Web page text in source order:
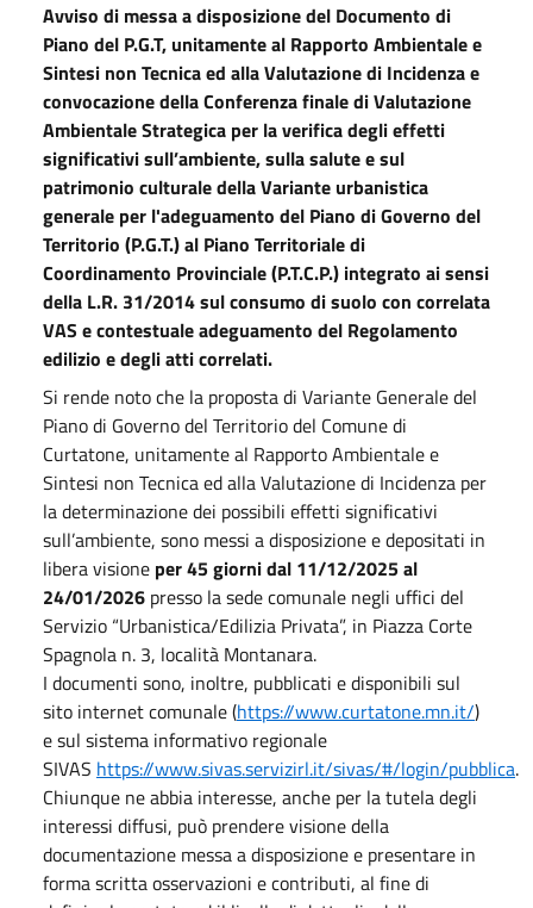
Avviso di messa a disposizione del Documento di
Piano del P.G.T, unitamente al Rapporto Ambientale e
Sintesi non Tecnica ed alla Valutazione di Incidenza e
convocazione della Conferenza finale di Valutazione
Ambientale Strategica per la verifica degli effetti
significativi sull’ambiente, sulla salute e sul
patrimonio culturale della Variante urbanistica
generale per l'adeguamento del Piano di Governo del
Territorio (P.G.T.) al Piano Territoriale di
Coordinamento Provinciale (P.T.C.P.) integrato ai sensi
della L.R. 31/2014 sul consumo di suolo con correlata
VAS e contestuale adeguamento del Regolamento
edilizio e degli atti correlati.
Si rende noto che la proposta di Variante Generale del
Piano di Governo del Territorio del Comune di
Curtatone, unitamente al Rapporto Ambientale e
Sintesi non Tecnica ed alla Valutazione di Incidenza per
la determinazione dei possibili effetti significativi
sull’ambiente, sono messi a disposizione e depositati in
libera visione per 45 giorni dal 11/12/2025 al
24/01/2026 presso la sede comunale negli uffici del
Servizio “Urbanistica/Edilizia Privata”, in Piazza Corte
Spagnola n. 3, località Montanara.
I documenti sono, inoltre, pubblicati e disponibili sul
sito internet comunale (https://www.curtatone.mn.it/)
e sul sistema informativo regionale
SIVAS https://www.sivas.servizirl.it/sivas/#/login/pubblica.
Chiunque ne abbia interesse, anche per la tutela degli
interessi diffusi, può prendere visione della
documentazione messa a disposizione e presentare in
forma scritta osservazioni e contributi, al fine di